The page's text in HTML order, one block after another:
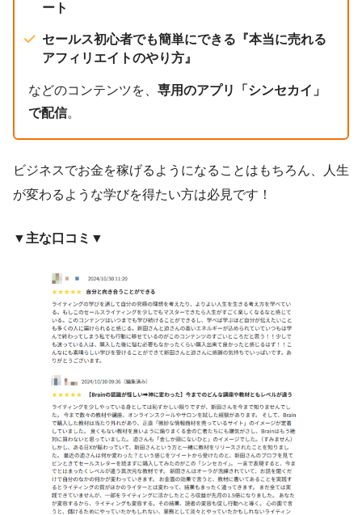
ート
セールス初心者でも簡単にできる『本当に売れる
アフィリエイトのやり方』
などのコンテンツを、専用のアプリ「シンセカイ」
で配信。
ビジネスでお金を稼げるようになることはもちろん、人生
が変わるような学びを得たい方は必見です！
▼主な口コミ▼